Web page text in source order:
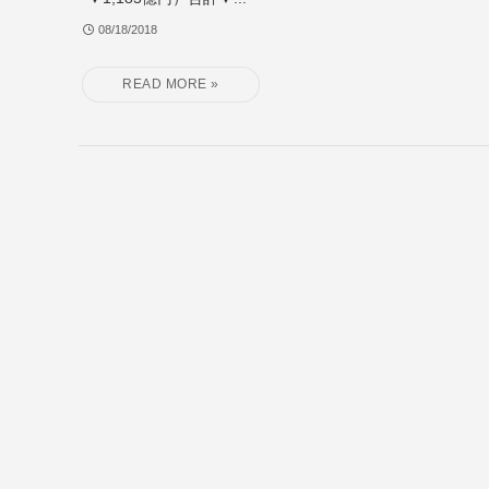
08/18/2018